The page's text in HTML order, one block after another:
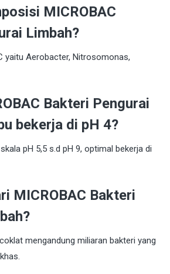
MICROBAC
Limbah?
yaitu Aerobacter, Nitrosomonas,
Bakteri Pengurai
bekerja di pH 4?
pH 5,5 s.d pH 9, optimal bekerja di
MICROBAC Bakteri
mengandung miliaran bakteri yang